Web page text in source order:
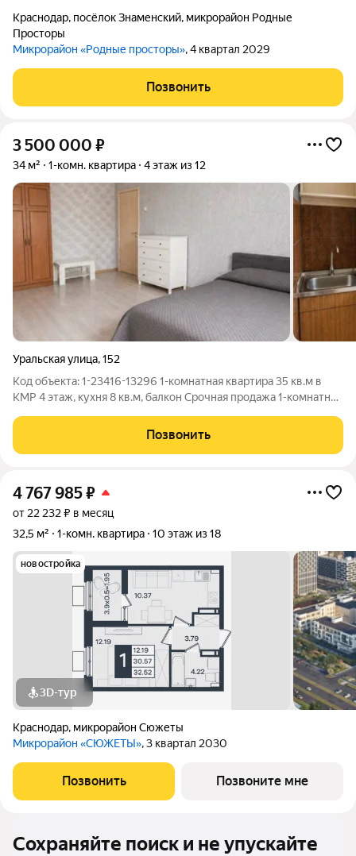
Краснодар, посёлок Знаменский, микрорайон Родные
Просторы
Микрорайон «Родные просторы», 4 квартал 2029
Позвонить
3 500 000 ₽
34 м² 1-комн. квартира 4 этаж из 12
Уральская улица,152
Код объекта: 1-23416-13296 1-комнатная квартира 35 кв.м в
КМР 4 этаж, кухня 8 кв.м, балкон Срочная продажа 1-комнатной
Позвонить
4 767 985₽
от 22 232 ₽ в месяц
32,5 м²
1-комн. квартира 10 этаж из 18
новостройка
3D-тур
Краснодар, микрорайон Сюжеты
Микрорайон «СЮЖЕТЫ», 3 квартал 2030
Позвонить Позвоните мне
Сохраняйте поиск и не упускайте